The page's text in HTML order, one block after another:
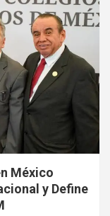
México
y Define